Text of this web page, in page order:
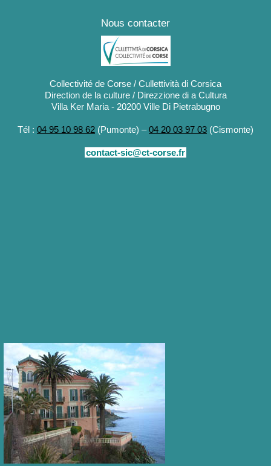
Nous contacter
Collectivité de Corse / Cullettività di Corsica
Direction de la culture / Direzzione di a Cultura
Villa Ker Maria - 20200 Ville Di Pietrabugno
Tél : 04 95 10 98 62 (Pumonte) –04 20 03 97 03 (Cismonte)
contact-sic@ct-corse.fr